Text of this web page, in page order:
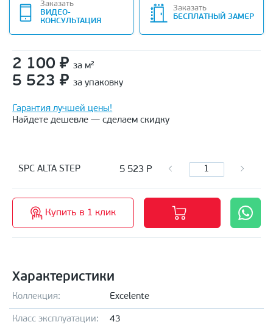
Заказать
ВИДЕО-
КОНСУЛЬТАЦИЯ
Заказать
БЕСПЛАТНЫЙ ЗАМЕР
2 100 ₽ за м²
5 523 ₽ за упаковку
Гарантия лучшей цены!
Найдете дешевле — сделаем скидку
SPC ALTA STEP 5 523 Р
Купить в 1 клик
Характеристики
Коллекция: Excelente
Класс эксплуатации: 43